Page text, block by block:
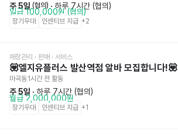
주 5일 (협의) · 하루 7시간 (협의)
일급 100,000원 (협의)
장기우대 인센티브 지급 +2
매장관리 · 판매 · 서비스
💟엘지유플러스 발산역점 알바 모집합니다!💟
마곡동1시간 전 활동
주 5일 · 하루 7시간 (협의)
월급 2,000,000원
장기우대 인센티브 지급 +1